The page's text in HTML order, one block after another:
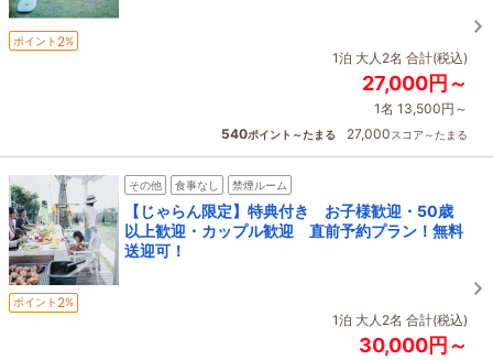
ポイント 2%
1泊 大人2名 合計(税込)
27,000円～
1名 13,500円～
540ポイント～たまる 27,000スコア～たまる
その他 食事なし 禁煙ルーム
【じゃらん限定】特典付き お子様歓迎・50歳
以上歓迎・カップル歓迎 直前予約プラン！無料
送迎可！
ポイント 2%
1泊 大人2名 合計(税込)
30,000円～